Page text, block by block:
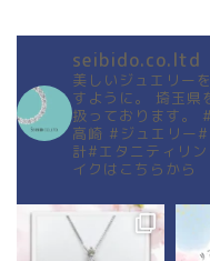
seibido.co.ltd
美しいジュエリー
すように。
埼玉県
扱っております。
高崎 #ジュエリー
計#エタニティリン
イクはこちらから